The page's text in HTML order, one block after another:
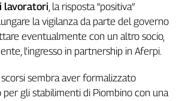
lavoratori, la risposta “positiva”
la vigilanza da parte del governo
eventualmente con un altro socio,
l'ingresso in partnership in Aferpi.
sembra aver formalizzato
per gli stabilimenti di Piombino con una